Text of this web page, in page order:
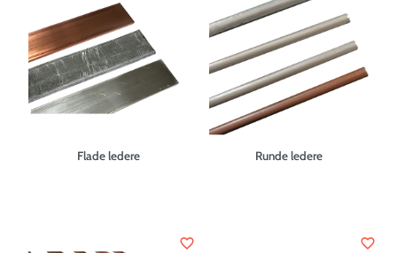
Flade ledere Runde ledere
favorite_border favorite_border